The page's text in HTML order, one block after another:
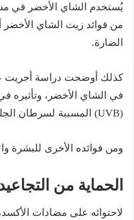
يُستخدم الشاي الأخضر في
من فوائد زيت الشاي
الضارة.
في الشاي الأخضر، وتأثيره
(UVB) المسببة لسرطان الجلد.
ومن فوائده الأخرى للبشرة
الحماية من
لاحتوائه على مضادات